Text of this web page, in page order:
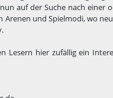
auf der Suche nach einer
Arenen und Spielmodi, wo
Lesern hier zufällig ein